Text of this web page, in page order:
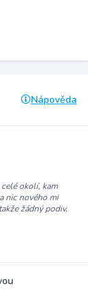
Nápověda
okolí, kam
nic nového mi
žádný podiv,